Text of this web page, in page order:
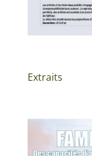
Extraits